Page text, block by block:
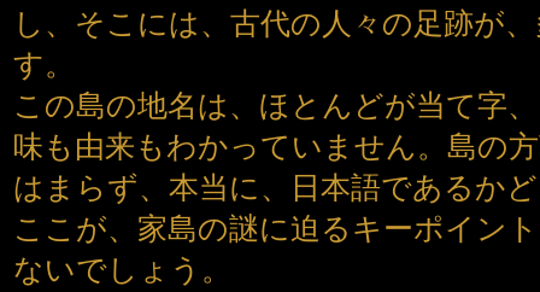
し、そこには、古代の人々の足跡が
す。
この島の地名は、ほとんどが当て字
味も由来もわかっていません。島の
はまらず、本当に、日本語であるか
ここが、家島の謎に迫るキーポイン
ないでしょう。